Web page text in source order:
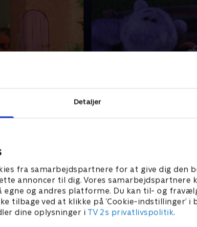
Detaljer
fra samarbejdspartnere for at give dig den
annoncer til dig. Vores samarbejdspartnere
og andres platforme. Du kan til- og
tilbage ved at klikke på ’Cookie-indstillinger’ i
dine oplysninger i TV 2s privatlivspolitik.
et hus på landet.
Stor og Lille bor i et hus på